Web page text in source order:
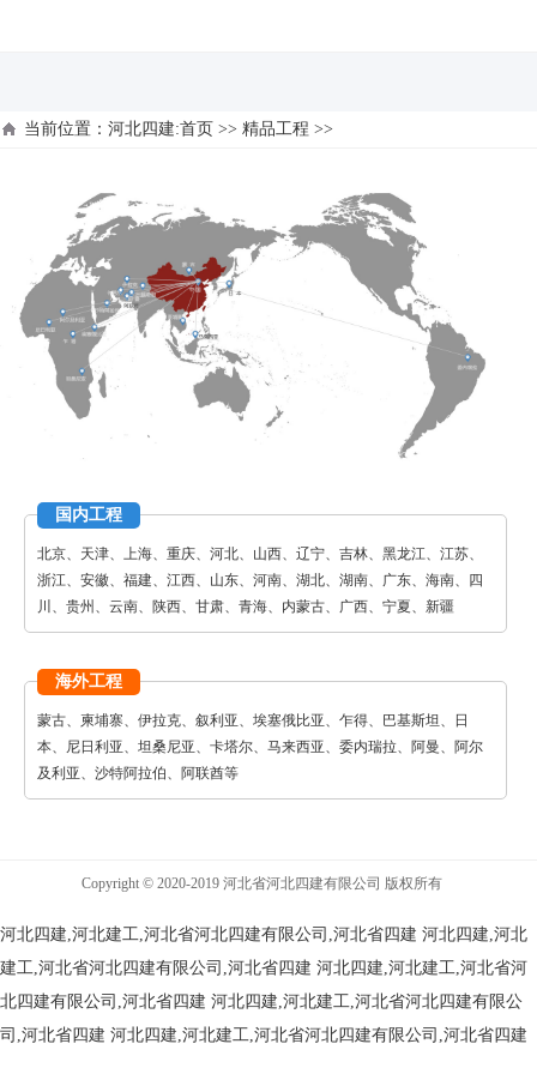
当前位置： 河北四建:首页 >> 精品工程 >>
国内工程
北京、天津、上海、重庆、河北、山西、辽宁、吉林、黑龙江、江苏、
浙江、安徽、福建、江西、山东、河南、湖北、湖南、广东、海南、四
川、贵州、云南、陕西、甘肃、青海、内蒙古、广西、宁夏、新疆
海外工程
蒙古、柬埔寨、伊拉克、叙利亚、埃塞俄比亚、乍得、巴基斯坦、日
本、尼日利亚、坦桑尼亚、卡塔尔、马来西亚、委内瑞拉、阿曼、阿尔
及利亚、沙特阿拉伯、阿联酋等
Copyright © 2020-2019 河北省河北四建有限公司 版权所有
河北四建,河北建工,河北省河北四建有限公司,河北省四建 河北四建,河北
建工,河北省河北四建有限公司,河北省四建 河北四建,河北建工,河北省河
北四建有限公司,河北省四建 河北四建,河北建工,河北省河北四建有限公
司,河北省四建 河北四建,河北建工,河北省河北四建有限公司,河北省四建